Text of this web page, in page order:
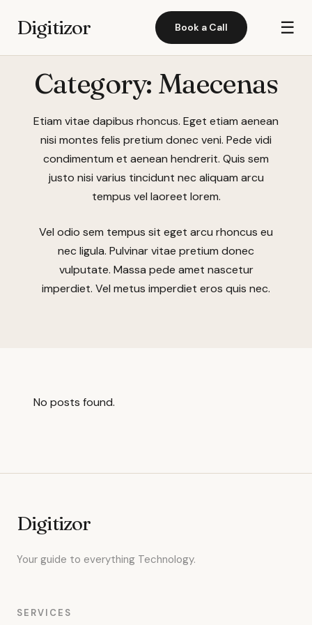
Digitizor Book a Call ☰
Category: Maecenas
Etiam vitae dapibus rhoncus. Eget etiam aenean
nisi montes felis pretium donec veni. Pede vidi
condimentum et aenean hendrerit. Quis sem
justo nisi varius tincidunt nec aliquam arcu
tempus vel laoreet lorem.
Vel odio sem tempus sit eget arcu rhoncus eu
nec ligula. Pulvinar vitae pretium donec
vulputate. Massa pede amet nascetur
imperdiet. Vel metus imperdiet eros quis nec.
No posts found.
Digitizor
Your guide to everything Technology.
SERVICES